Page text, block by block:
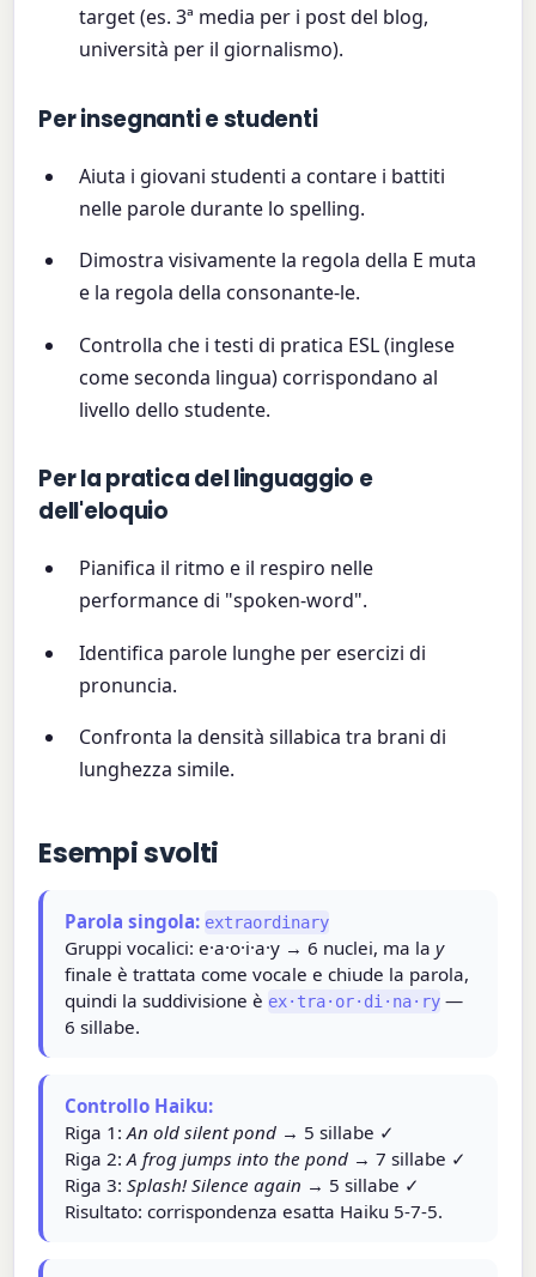
target (es. 3ª media per i post del blog,
università per il giornalismo).
Per insegnanti e studenti
Aiuta i giovani studenti a contare i battiti
nelle parole durante lo spelling.
Dimostra visivamente la regola della E muta
e la regola della consonante-le.
Controlla che i testi di pratica ESL (inglese
come seconda lingua) corrispondano al
livello dello studente.
Per la pratica del linguaggio e
dell'eloquio
Pianifica il ritmo e il respiro nelle
performance di "spoken-word".
Identifica parole lunghe per esercizi di
pronuncia.
Confronta la densità sillabica tra brani di
lunghezza simile.
Esempi svolti
Parola singola: extraordinary
Gruppi vocalici: e·a·o·i·a·y → 6 nuclei, ma la y
finale è trattata come vocale e chiude la parola,
quindi la suddivisione è ex·tra·or·di·na·ry—
6 sillabe.
Controllo Haiku:
Riga 1:An old silent pond→ 5 sillabe ✓
Riga 2:A frog jumps into the pond→ 7 sillabe ✓
Riga 3: Splash! Silence again → 5 sillabe ✓
Risultato: corrispondenza esatta Haiku 5-7-5.